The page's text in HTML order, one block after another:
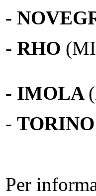
-
- RHO
- IMOLA
- TORINO
Per